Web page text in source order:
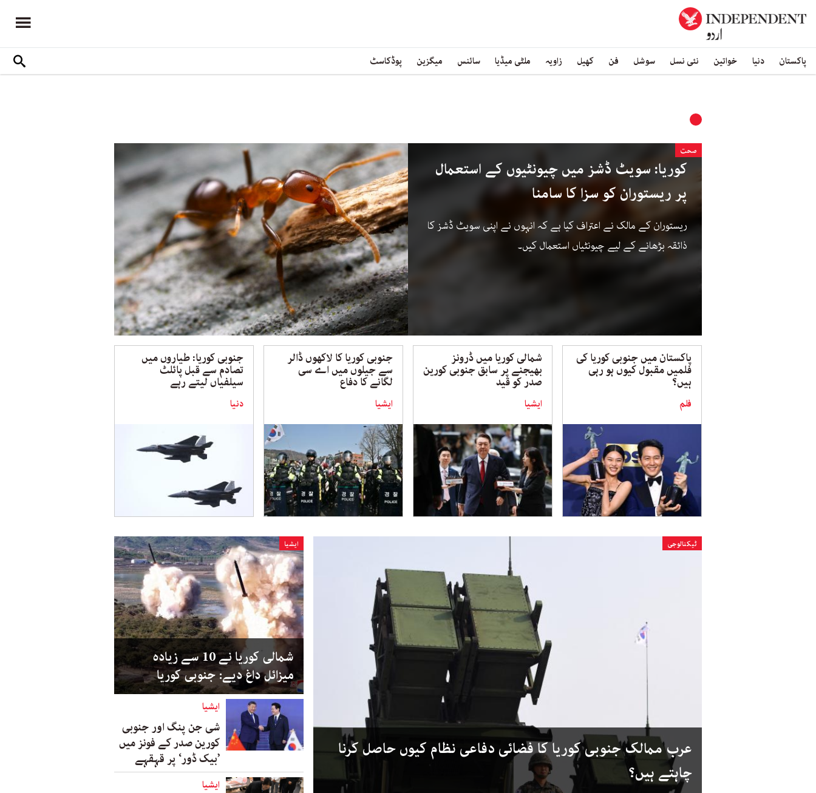
پاکستان دنیا خواتین نئی نسل سوشل فن کھیل زاویہ ملٹی میڈیا سائنس میگزین پوڈکاسٹ
صحت
کوریا: سویٹ ڈشز میں چیونٹیوں کے استعمال
پر ریستوران کو سزا کا سامنا
ریستوران کے مالک نے اعتراف کیا ہے کہ انہوں نے اپنی سویٹ ڈشز کا
ذائقہ بڑھانے کے لیے چیونٹیاں استعمال کیں۔
پاکستان میں جنوبی کوریا کی
فلمیں مقبول کیوں ہو رہی
ہیں؟
فلم
شمالی کوریا میں ڈرونز
بھیجنے پر سابق جنوبی کورین
صدر کو قید
ایشیا
جنوبی کوریا کا لاکھوں ڈالر
سے جیلوں میں اے سی
لگانے کا دفاع
ایشیا
جنوبی کوریا: طیاروں میں
تصادم سے قبل پائلٹ
سیلفیاں لیتے رہے
دنیا
ٹیکنالوجی
عرب ممالک جنوبی کوریا کا فضائی دفاعی نظام کیوں حاصل کرنا
چاہتے ہیں؟
ایشیا
شمالی کوریا نے 10 سے زیادہ
میزائل داغ دیے: جنوبی کوریا
ایشیا
شی جن پنگ اور جنوبی
کورین صدر کے فونز میں
’بیک ڈور‘ پر قہقہے
ایشیا